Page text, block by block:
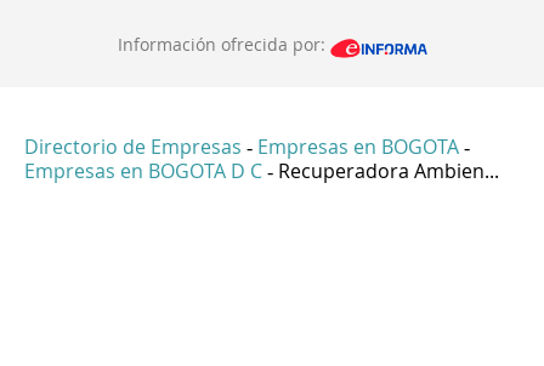
Información ofrecida por:
Directorio de Empresas - Empresas en BOGOTA -
Empresas en BOGOTA D C - Recuperadora Ambien...